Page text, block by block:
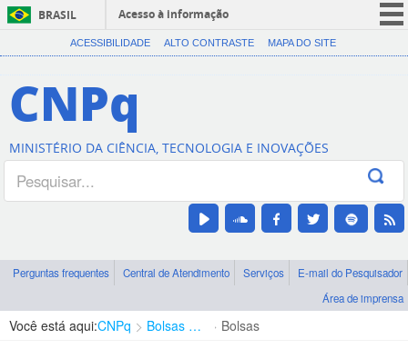
BRASIL
Acesso à informação
CORONAVÍRUS (COVID-19)
Canais
ACESSIBILIDADE ALTO CONTRASTE MAPA DO SITE
CNPq
MINISTÉRIO DA CIÊNCIA, TECNOLOGIA E INOVAÇÕES
Perguntas frequentes Central de Atendimento Serviços
E-mail do Pesquisador
Área de imprensa
Você está aqui:CNPq Bolsas e Auxílios Vigentes Bolsas